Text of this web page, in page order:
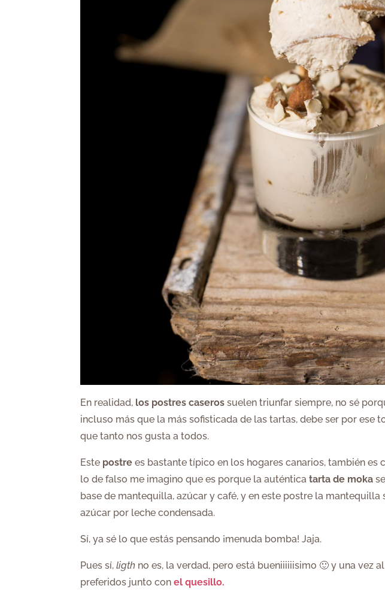
En realidad, los postres caseros suelen triunfar siempre, no sé
incluso más que la más sofisticada de las tartas, debe ser por ese
que tanto nos gusta a todos.
Este postre es bastante típico en los hogares canarios, también es
lo de falso me imagino que es porque la auténticatarta de moka
base de mantequilla, azúcar y café, y en este postre la
azúcar por leche condensada.
Sí, ya sé lo que estás pensando ¡menuda bomba! Jaja.
Pues sí,ligth no es, la verdad, pero está bueniiiiiisimo 🙂 y una vez
preferidos junto conel quesillo.